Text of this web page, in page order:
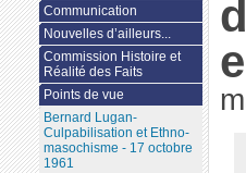
Communication
Nouvelles d’ailleurs...
Commission Histoire et
Réalité des Faits
Points de vue
Bernard Lugan-
Culpabilisation et Ethno-
masochisme - 17 octobre
1961